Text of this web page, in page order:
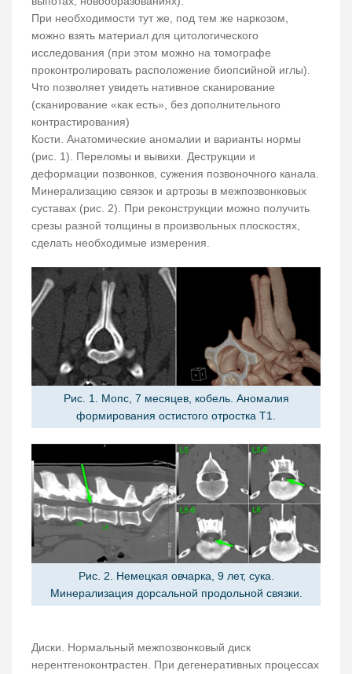
При необходимости тут же, под тем же наркозом,
можно взять материал для цитологического
исследования (при этом можно на томографе
проконтролировать расположение биопсийной иглы).
Что позволяет увидеть нативное сканирование
(сканирование «как есть», без дополнительного
контрастирования)
Кости. Анатомические аномалии и варианты нормы
(рис. 1). Переломы и вывихи. Деструкции и
деформации позвонков, сужения позвоночного канала.
Минерализацию связок и артрозы в межпозвонковых
суставах (рис. 2). При реконструкции можно получить
срезы разной толщины в произвольных плоскостях,
сделать необходимые измерения.
Рис. 1. Мопс, 7 месяцев, кобель. Аномалия
формирования остистого отростка T1.
Рис. 2. Немецкая овчарка, 9 лет, сука.
Минерализация дорсальной продольной связки.
Диски. Нормальный межпозвонковый диск
нерентгеноконтрастен. При дегенеративных процессах